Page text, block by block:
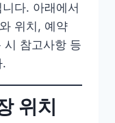
다. 아래에서
위치, 예약
시 참고사항 등
.
위치